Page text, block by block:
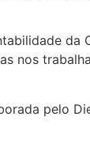
da
nos
pelo